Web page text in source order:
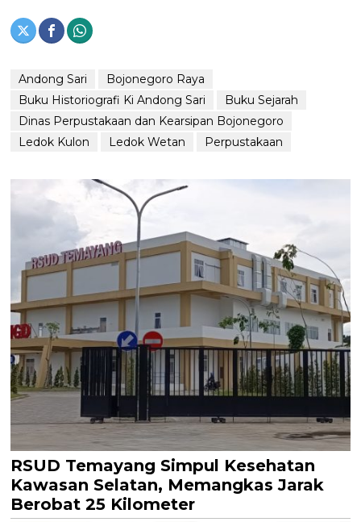
Andong Sari
Bojonegoro Raya
Buku Historiografi Ki Andong Sari
Buku Sejarah
Dinas Perpustakaan dan Kearsipan Bojonegoro
Ledok Kulon
Ledok Wetan Perpustakaan
RSUD Temayang Simpul Kesehatan
Kawasan Selatan, Memangkas Jarak
Berobat 25 Kilometer